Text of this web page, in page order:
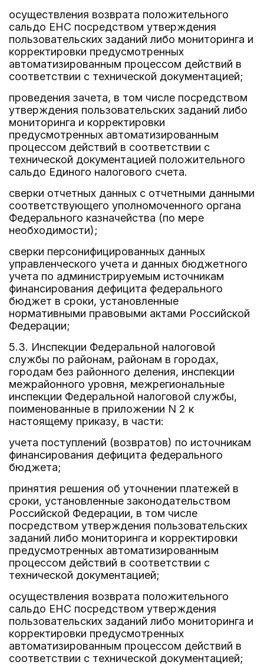
осуществления возврата положительного
сальдо ЕНС посредством утверждения
пользовательских заданий либо мониторинга и
корректировки предусмотренных
автоматизированным процессом действий в
соответствии с технической документацией;
проведения зачета, в том числе посредством
утверждения пользовательских заданий либо
мониторинга и корректировки
предусмотренных автоматизированным
процессом действий в соответствии с
технической документацией положительного
сальдо Единого налогового счета.
сверки отчетных данных с отчетными данными
соответствующего уполномоченного органа
Федерального казначейства (по мере
необходимости);
сверки персонифицированных данных
управленческого учета и данных бюджетного
учета по администрируемым источникам
финансирования дефицита федерального
бюджет в сроки, установленные
нормативными правовыми актами Российской
Федерации;
5.3. Инспекции Федеральной налоговой
службы по районам, районам в городах,
городам без районного деления, инспекции
межрайонного уровня, межрегиональные
инспекции Федеральной налоговой службы,
поименованные в приложении N 2 к
настоящему приказу, в части:
учета поступлений (возвратов) по источникам
финансирования дефицита федерального
бюджета;
принятия решения об уточнении платежей в
сроки, установленные законодательством
Российской Федерации, в том числе
посредством утверждения пользовательских
заданий либо мониторинга и корректировки
предусмотренных автоматизированным
процессом действий в соответствии с
технической документацией;
осуществления возврата положительного
сальдо ЕНС посредством утверждения
пользовательских заданий либо мониторинга и
корректировки предусмотренных
автоматизированным процессом действий в
соответствии с технической документацией;